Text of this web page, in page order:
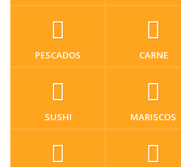
PESCADOS CARNE
SUSHI MARISCOS